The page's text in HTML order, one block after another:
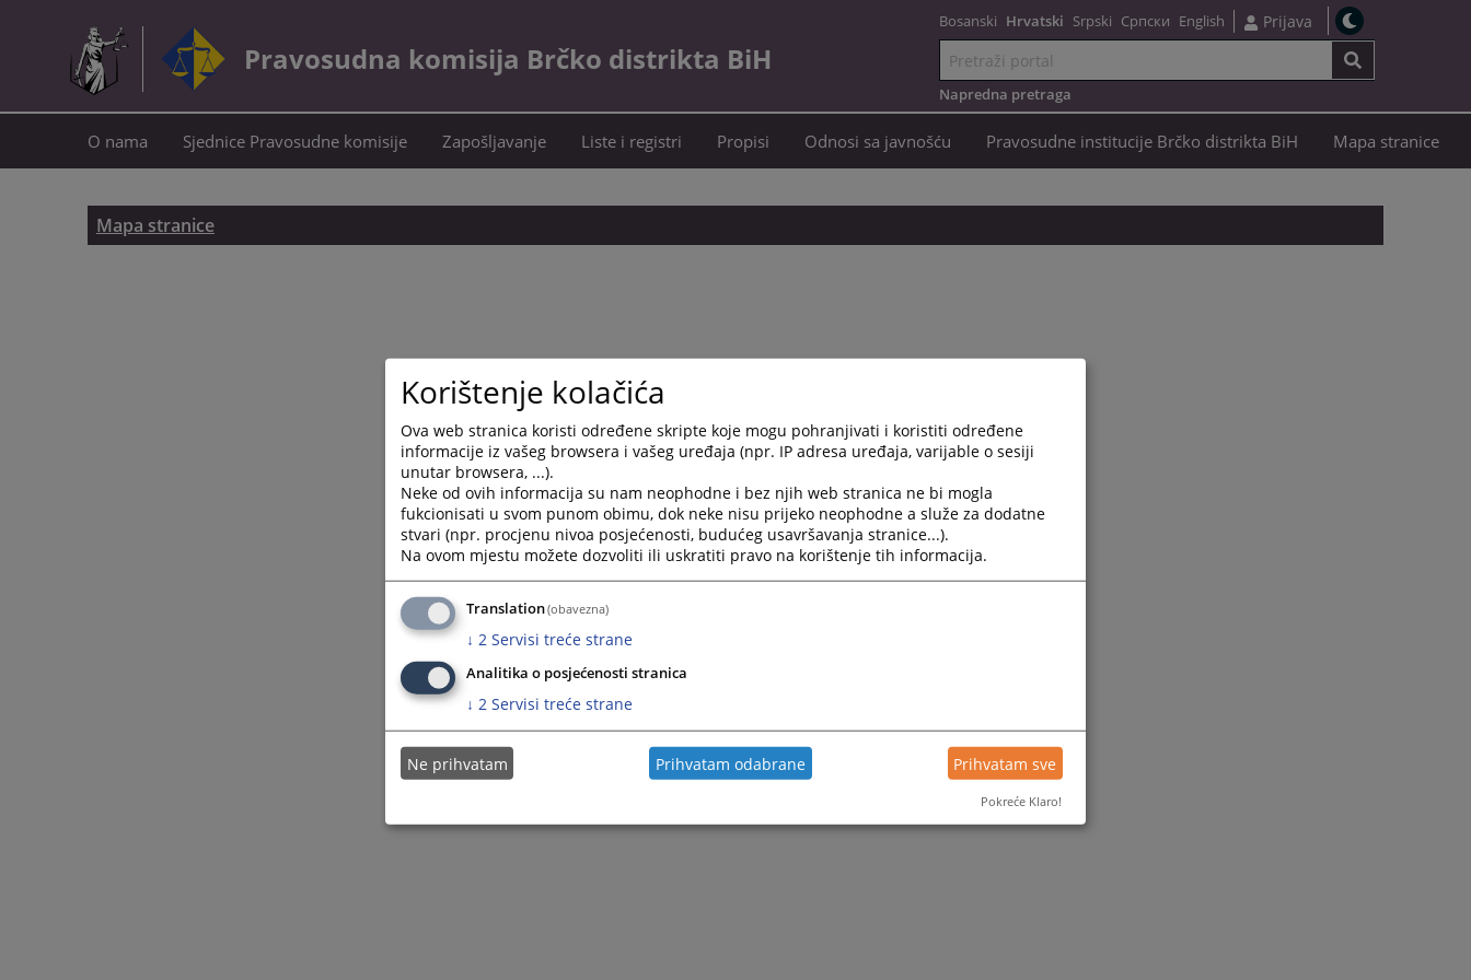
Pravosudna komisija Brčko distrikta BiH
sadržaj
Bosanski Hrvatski Srpski Српски English Prijava
Napredna pretraga
O nama Sjednice Pravosudne komisije Zapošljavanje Liste i registri Propisi Odnosi sa javnošću Pravosudne institucije Brčko distrikta BiH Mapa stranice
Mapa stranice
Korištenje kolačića
Ova web stranica koristi određene skripte koje mogu pohranjivati i koristiti određene
informacije iz vašeg browsera i vašeg uređaja (npr. IP adresa uređaja, varijable o sesiji
unutar browsera, ...).
Neke od ovih informacija su nam neophodne i bez njih web stranica ne bi mogla
fukcionisati u svom punom obimu, dok neke nisu prijeko neophodne a služe za dodatne
stvari (npr. procjenu nivoa posjećenosti, budućeg usavršavanja stranice...).
Na ovom mjestu možete dozvoliti ili uskratiti pravo na korištenje tih informacija.
Translation(obavezna)
↓ 2 Servisi treće strane
Analitika o posjećenosti stranica
↓ 2 Servisi treće strane
Ne prihvatam Prihvatam odabrane Prihvatam sve
Pokreće Klaro!